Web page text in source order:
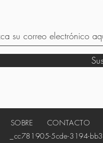
SOBRE CONTACTO
_cc781905-5cde-3194-